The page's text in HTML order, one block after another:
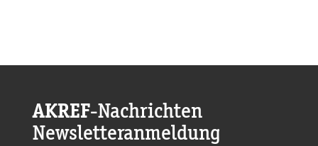
AKREF-Nachrichten
Newsletteranmeldung